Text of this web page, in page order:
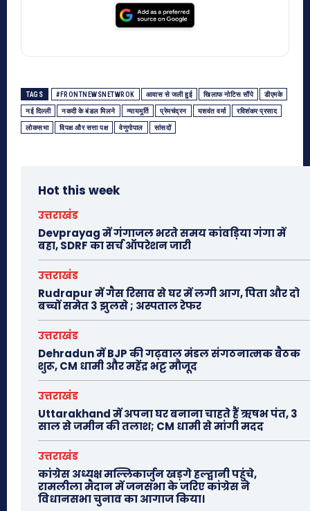
TAGS #FRONTNEWSNETWROK आवास से जली हुई खिलाफ नोटिस सौंपे डीएमके
नई दिल्ली नकदी के बंडल मिलने न्यायमूर्ति प्रेमचंद्रन यशवंत वर्मा रविशंकर प्रसाद
लोकसभा विपक्ष और सत्ता पक्ष वेणुगोपाल सांसदों
Hot this week
उत्तराखंड
Devprayag में गंगाजल भरते समय कांवड़िया गंगा में
बहा, SDRF का सर्च ऑपरेशन जारी
उत्तराखंड
Rudrapur में गैस रिसाव से घर में लगी आग, पिता और दो
बच्चों समेत 3 झुलसे ; अस्पताल रेफर
उत्तराखंड
Dehradun में BJP की गढ़वाल मंडल संगठनात्मक बैठक
शुरू, CM धामी और महेंद्र भट्ट मौजूद
उत्तराखंड
Uttarakhand में अपना घर बनाना चाहते हैं ऋषभ पंत, 3
साल से जमीन की तलाश; CM धामी से मांगी मदद
उत्तराखंड
कांग्रेस अध्यक्ष मल्लिकार्जुन खड़गे हल्द्वानी पहुंचे,
रामलीला मैदान में जनसभा के जरिए कांग्रेस ने
विधानसभा चुनाव का आगाज किया।